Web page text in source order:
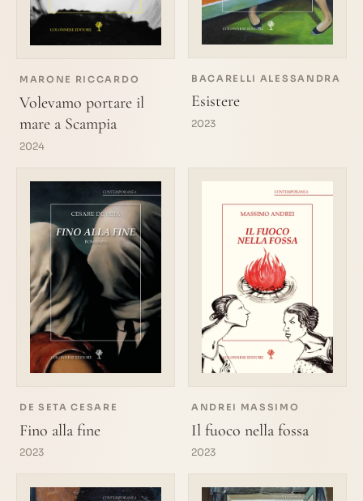
MARONE RICCARDO
Volevamo portare il
mare a Scampia
2024
BACARELLI ALESSANDRA
Esistere
2023
DE SETA CESARE
Fino alla fine
2023
ANDREI MASSIMO
Il fuoco nella fossa
2023